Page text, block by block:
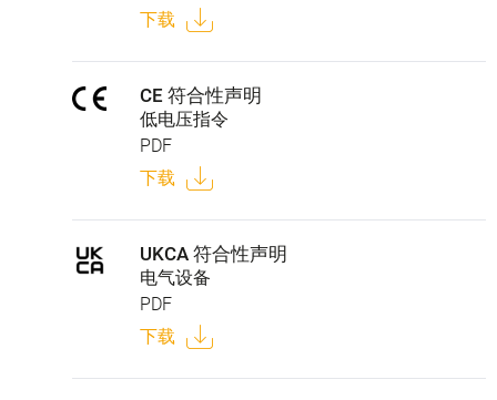
下载
CE 符合性声明
低电压指令
PDF
下载
UKCA 符合性声明
电气设备
PDF
下载